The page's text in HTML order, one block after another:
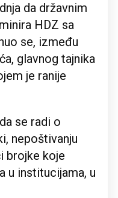
da državnim
HDZ sa
se, između
glavnog tajnika
je ranije
se radi o
nepoštivanju
brojke koje
u institucijama, u